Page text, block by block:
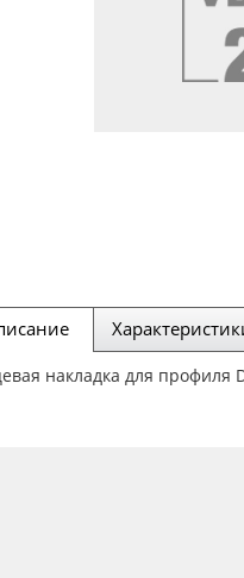
накладка для профиля